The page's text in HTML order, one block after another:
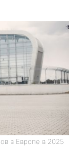
в Европе в 2025